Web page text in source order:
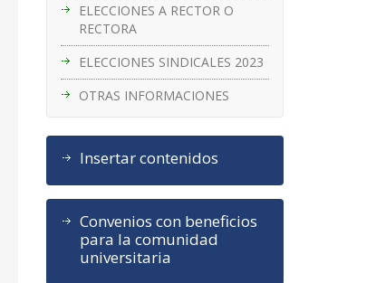
ELECCIONES A RECTOR O
RECTORA
ELECCIONES SINDICALES 2023
OTRAS INFORMACIONES
Insertar contenidos
Convenios con beneficios
para la comunidad
universitaria